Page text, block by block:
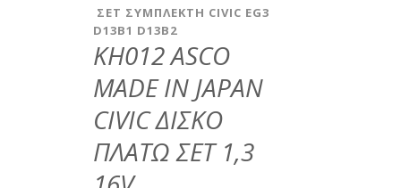
ΣΕΤ ΣΥΜΠΛΕΚΤΗ CIVIC EG3
D13B1 D13B2
KH012 ASCO
MADE IN JAPAN
CIVIC ΔΙΣΚΟ
ΠΛΑΤΩ ΣΕΤ 1,3